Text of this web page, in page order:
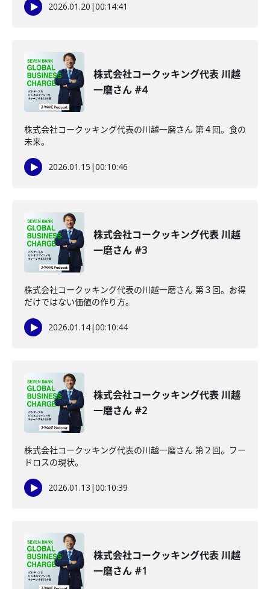
2026.01.20 |00:14:41
株式会社コークッキング代表 川越
一磨さん #4
株式会社コークッキング代表の川越一磨さん 第４回。食の
未来。
2026.01.15 |00:10:46
株式会社コークッキング代表 川越
一磨さん #3
株式会社コークッキング代表の川越一磨さん 第３回。お得
だけではない価値の作り方。
2026.01.14|00:10:44
株式会社コークッキング代表 川越
一磨さん #2
株式会社コークッキング代表の川越一磨さん 第２回。フー
ドロスの現状。
2026.01.13 |00:10:39
株式会社コークッキング代表 川越
一磨さん #1